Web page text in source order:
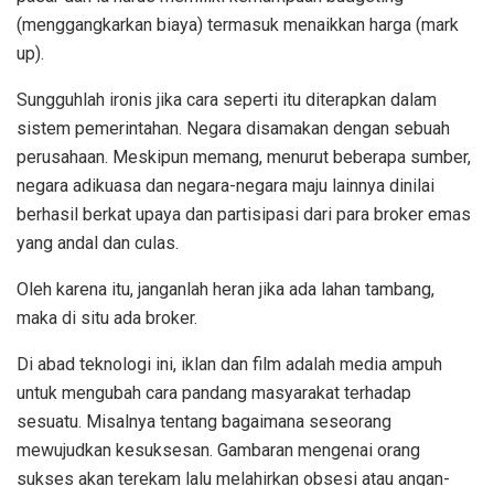
(menggangkarkan biaya) termasuk menaikkan harga (mark
up).
Sungguhlah ironis jika cara seperti itu diterapkan dalam
sistem pemerintahan. Negara disamakan dengan sebuah
perusahaan. Meskipun memang, menurut beberapa sumber,
negara adikuasa dan negara-negara maju lainnya dinilai
berhasil berkat upaya dan partisipasi dari para broker emas
yang andal dan culas.
Oleh karena itu, janganlah heran jika ada lahan tambang,
maka di situ ada broker.
Di abad teknologi ini, iklan dan film adalah media ampuh
untuk mengubah cara pandang masyarakat terhadap
sesuatu. Misalnya tentang bagaimana seseorang
mewujudkan kesuksesan. Gambaran mengenai orang
sukses akan terekam lalu melahirkan obsesi atau angan-